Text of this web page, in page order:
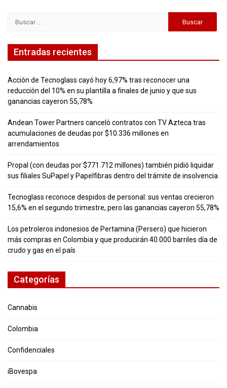
Entradas recientes
Acción de Tecnoglass cayó hoy 6,97% tras reconocer una
reducción del 10% en su plantilla a finales de junio y que sus
ganancias cayeron 55,78%
Andean Tower Partners canceló contratos con TV Azteca tras
acumulaciones de deudas por $10.336 millones en
arrendamientos
Propal (con deudas por $771.712 millones) también pidió liquidar
sus filiales SuPapel y Papelfibras dentro del trámite de insolvencia
Tecnoglass reconoce despidos de personal: sus ventas crecieron
15,6% en el segundo trimestre, pero las ganancias cayeron 55,78%
Los petroleros indonesios de Pertamina (Persero) que hicieron
más compras en Colombia y que producirán 40.000 barriles día de
crudo y gas en el país
Categorías
Cannabis
Colombia
Confidenciales
iBovespa